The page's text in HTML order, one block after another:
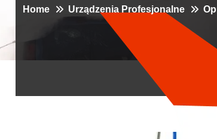
Home Urządzenia Profesjonalne